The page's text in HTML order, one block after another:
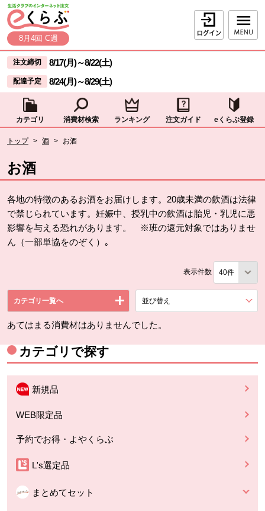
ページの先頭です。
本文へジャンプする。
8月4回 C週
ログイン
ここからサイト内共通メニューです。
サイト内共通メニューをスキップする
注文締切 8/17(月)～8/22(土)
配達予定 8/24(月)～8/29(土)
カテゴリ 消費材検索 ランキング 注文ガイド eくらぶ登録
トップ > 酒 > お酒
お酒
各地の特徴のあるお酒をお届けします。20歳未満の飲酒は法律
で禁じられています。妊娠中、授乳中の飲酒は胎児・乳児に悪
影響を与える恐れがあります。 ※班の還元対象ではありませ
ん（一部単協をのぞく）｡
表示件数
カテゴリ一覧へ 並び替え
あてはまる消費材はありませんでした。
カテゴリで探す
新規品
WEB限定品
予約でお得・よやくらぶ
L's選定品
まとめてセット